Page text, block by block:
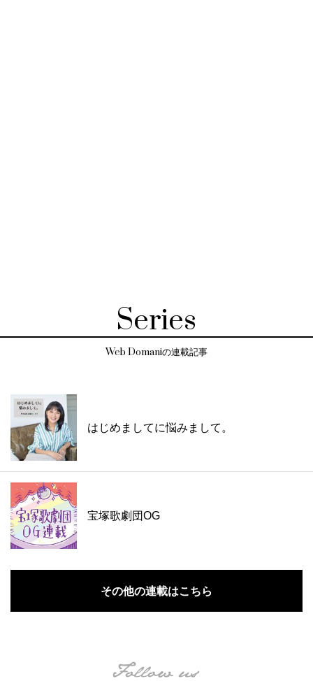
Series
Web Domaniの連載記事
はじめましてに悩みまして。
宝塚歌劇団OG
その他の連載はこちら